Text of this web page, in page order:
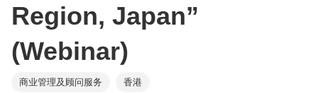
Region, Japan”
(Webinar)
商业管理及顾问服务 香港